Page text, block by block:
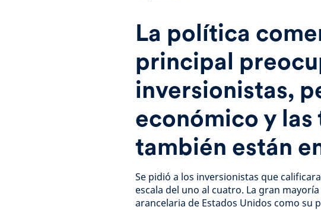
La política
principal
inversionistas,
económico y las
también están
Se pidió a los inversionistas que
escala del uno al cuatro. La gran
arancelaria de Estados Unidos como su